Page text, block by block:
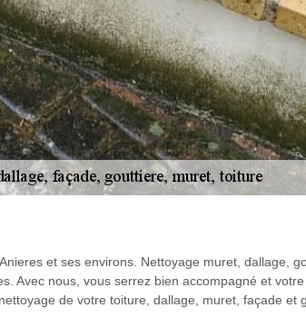
et ses environs. Nettoyage muret, dallage,
Avec nous, vous serrez bien accompagné et
de votre toiture, dallage, muret, façade et